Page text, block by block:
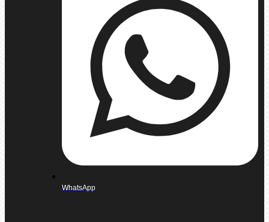
WhatsApp